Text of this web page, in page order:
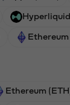
Ethereum
Ethereum